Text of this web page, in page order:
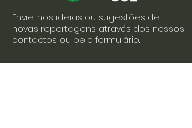
Envie-nos ideias ou sugestões de
novas reportagens através dos nossos
contactos ou pelo formulário.
Envie-nos uma mensagem